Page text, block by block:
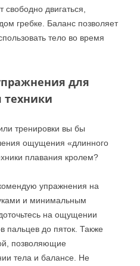
двигаться,
гребке. Баланс позволяет
тело во время
для
техники
тренировки вы бы
ощущения «длинного
плавания кролем?
упражнения на
и минимальным
на ощущении
пальцев до пяток. Также
позволяющие
тела и балансе. Не